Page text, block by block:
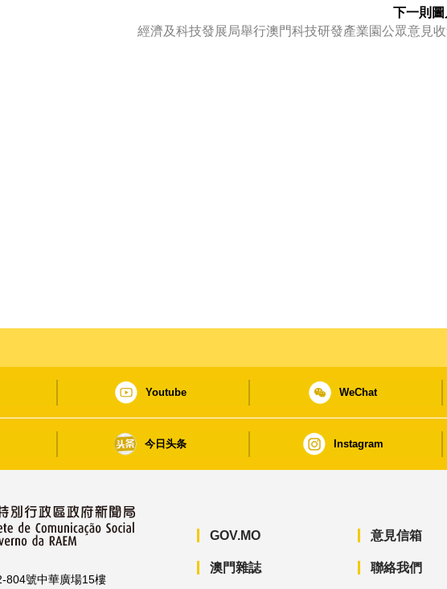
下一則圖
經濟及科技發展局舉行澳門科技研發產業園公眾意見收
Youtube WeChat
今日头条 Instagram
804號中華廣場15樓
GOV.MO
澳門雜誌
意見信箱
聯絡我們